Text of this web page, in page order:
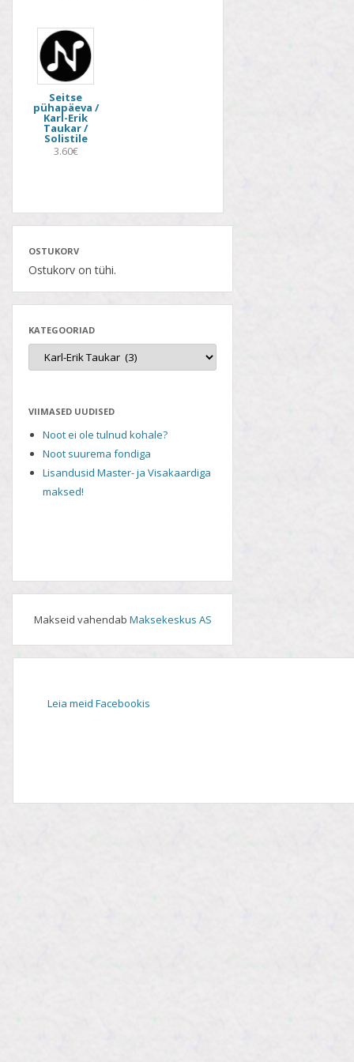
Seitse
pühapäeva /
Karl-Erik
Taukar /
Solistile
3.60€
OSTUKORV
Ostukorv on tühi.
KATEGOORIAD
VIIMASED UUDISED
Noot ei ole tulnud kohale?
Noot suurema fondiga
Lisandusid Master- ja Visakaardiga
maksed!
Makseid vahendab Maksekeskus AS
Leia meid Facebookis